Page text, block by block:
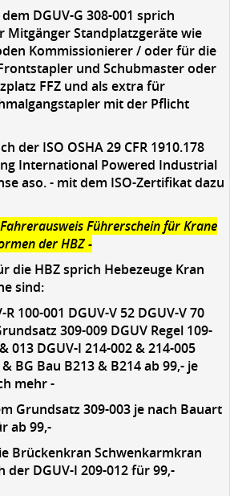
DGUV-G 308-001 sprich
Mitgänger Standplatzgeräte wie
Kommissionierer / oder für die
und Schubmaster oder
FFZ und als extra für
mit der Pflicht
der ISO OSHA 29 CFR 1910.178
International Powered Industrial
aso. - mit dem ISO-Zertifikat dazu
Führerschein für Krane
der HBZ -
die HBZ sprich Hebezeuge Kran
sind:
100-001 DGUV-V 52 DGUV-V 70
309-009 DGUV Regel 109-
013 DGUV-I 214-002 & 214-005
BG Bau B213 & B214 ab 99,- je
mehr -
Grundsatz 309-003 je nach Bauart
ab 99,-
Brückenkran Schwenkarmkran
DGUV-I 209-012 für 99,-